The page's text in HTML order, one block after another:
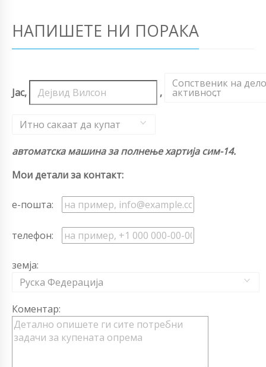
НАПИШЕТЕ НИ ПОРАКА
Јас, ,
Сопственик на
активност
,
Итно сакаат да купат
автоматска машина за полнење хартија сим-14.
Мои детали за контакт:
е-пошта:
телефон:
земја:
Руска Федерација
Коментар: